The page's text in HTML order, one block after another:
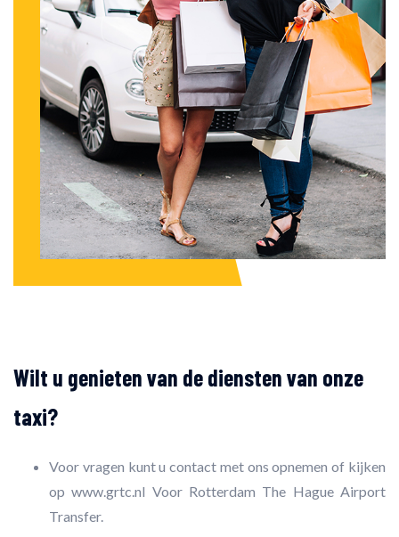
Wilt u genieten van de diensten van onze
taxi?
Voor vragen kunt u contact met ons opnemen of kijken
op www.grtc.nl Voor Rotterdam The Hague Airport
Transfer.